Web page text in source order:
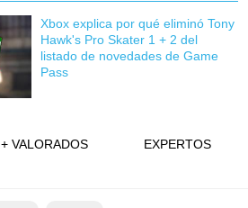
Xbox explica por qué eliminó Tony
Hawk's Pro Skater 1 + 2 del
listado de novedades de Game
Pass
+ VALORADOS
EXPERTOS